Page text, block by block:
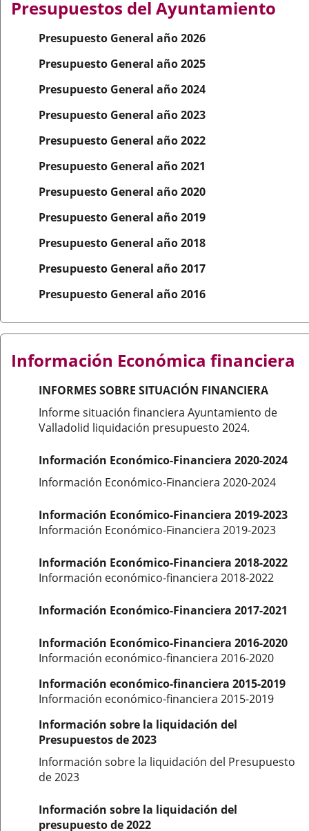
aplicación
externa.
aplicación
externa.
aplicación
Presupuestos del Ayuntamiento
Presupuesto General año 2026
Presupuesto General año 2025
Presupuesto General año 2024
Presupuesto General año 2023
Presupuesto General año 2022
Presupuesto General año 2021
Presupuesto General año 2020
Presupuesto General año 2019
Presupuesto General año 2018
Presupuesto General año 2017
Presupuesto General año 2016
Información Económica financiera
INFORMES SOBRE SITUACIÓN FINANCIERA
Informe situación financiera Ayuntamiento de
Valladolid liquidación presupuesto 2024.
Información Económico-Financiera 2020-2024
Información Económico-Financiera 2020-2024
Información Económico-Financiera 2019-2023
Información Económico-Financiera 2019-2023
Información Económico-Financiera 2018-2022
Información económico-financiera 2018-2022
Información Económico-Financiera 2017-2021
Información Económico-Financiera 2016-2020
Información económico-financiera 2016-2020
Información económico-financiera 2015-2019
Información económico-financiera 2015-2019
Información sobre la liquidación del
Presupuestos de 2023
Información sobre la liquidación del Presupuesto
de 2023
Información sobre la liquidación del
presupuesto de 2022